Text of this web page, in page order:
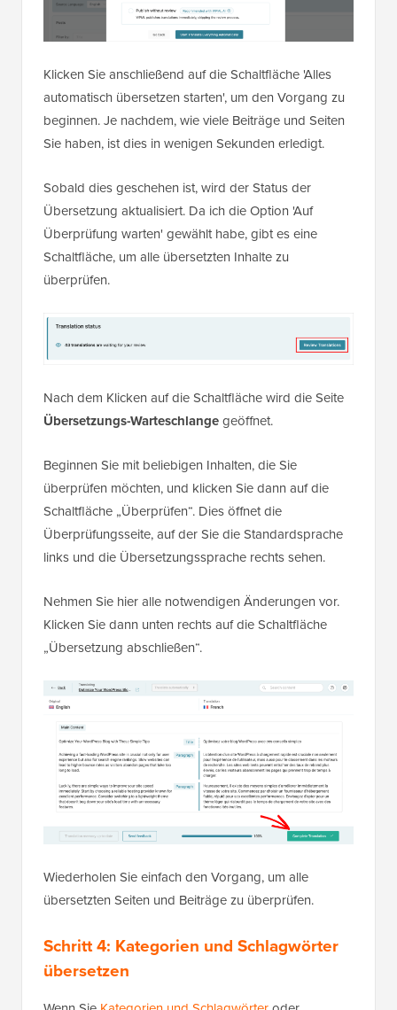
Klicken Sie anschließend auf die Schaltfläche 'Alles
automatisch übersetzen starten', um den Vorgang zu
beginnen. Je nachdem, wie viele Beiträge und Seiten
Sie haben, ist dies in wenigen Sekunden erledigt.
Sobald dies geschehen ist, wird der Status der
Übersetzung aktualisiert. Da ich die Option 'Auf
Überprüfung warten' gewählt habe, gibt es eine
Schaltfläche, um alle übersetzten Inhalte zu
überprüfen.
Nach dem Klicken auf die Schaltfläche wird die Seite
Übersetzungs-Warteschlangegeöffnet.
Beginnen Sie mit beliebigen Inhalten, die Sie
überprüfen möchten, und klicken Sie dann auf die
Schaltfläche „Überprüfen“. Dies öffnet die
Überprüfungsseite, auf der Sie die Standardsprache
links und die Übersetzungssprache rechts sehen.
Nehmen Sie hier alle notwendigen Änderungen vor.
Klicken Sie dann unten rechts auf die Schaltfläche
„Übersetzung abschließen“.
Wiederholen Sie einfach den Vorgang, um alle
übersetzten Seiten und Beiträge zu überprüfen.
Schritt 4: Kategorien und Schlagwörter
übersetzen